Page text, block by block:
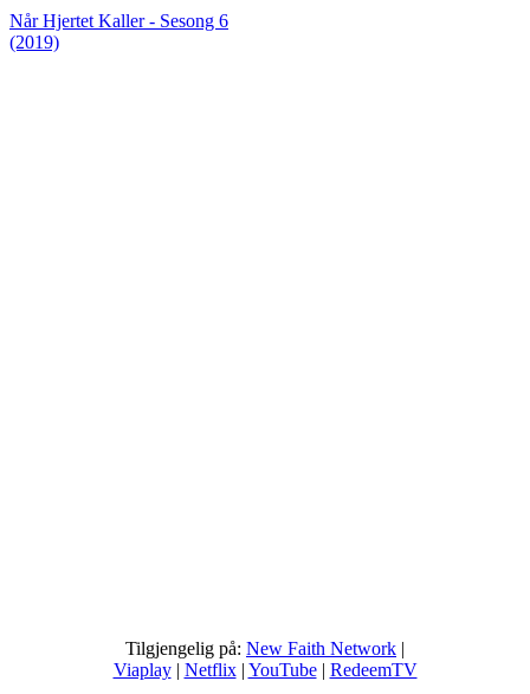
Når Hjertet Kaller - Sesong 6
(2019)
Tilgjengelig på: New Faith Network |
Viaplay| Netflix| YouTube| RedeemTV